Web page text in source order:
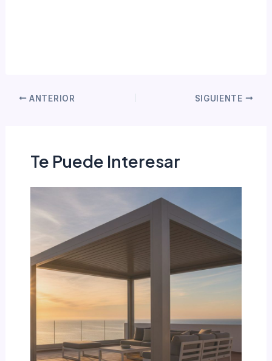
ANTERIOR SIGUIENTE
Te Puede Interesar